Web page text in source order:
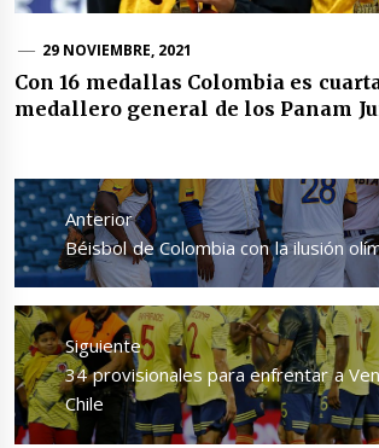
29 NOVIEMBRE, 2021
Con 16 medallas Colombia es
medallero general de los Panam
Navegación
de
entradas
Anterior
Entrada
anterior:
Béisbol de Colombia con la ilusión
Siguiente
Entrada
siguiente:
34 provisionales para enfrentar a
Chile